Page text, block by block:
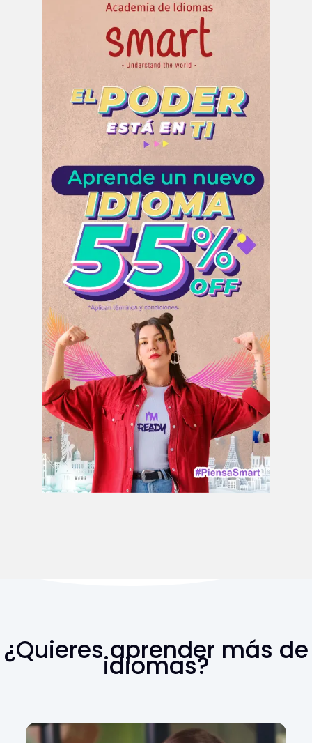
¿Quieres aprender más de
idiomas?